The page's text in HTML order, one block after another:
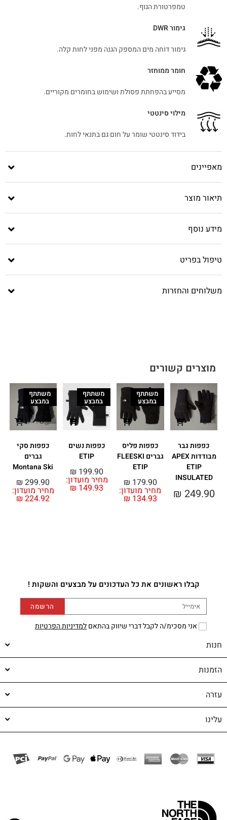
טמפרטורת הגוף.
גימור DWR
גימור דוחה מים המספק הגנה מפני לחות קלה.
חומר ממוחזר
מסייע בהפחתת פסולת ושימוש בחומרים מקוריים.
מילוי סינטטי
בידוד סינטטי שומר על חום גם בתנאי לחות.
מאפיינים
תיאור מוצר
מידע נוסף
טיפול בפריט
משלוחים והחזרות
מוצרים קשורים
כפפות גבר
מבודדות APEX
ETIP
INSULATED
₪ 249.90
משתתף
במבצע
כפפות פליס
גברים FLEESKI
ETIP
מחיר מועדון:
₪ 134.93
₪ 179.90
משתתף
במבצע
כפפות נשים
ETIP
מחיר מועדון:
₪ 149.93
₪ 199.90
משתתף
במבצע
כפפות סקי
גברים
Montana Ski
מחיר מועדון:
₪ 224.92
₪ 299.90
קבלו ראשונים את כל העדכונים על מבצעים והשקות !
אני מסכימ/ה לקבל דברי שיווק בהתאםלמדיניות הפרטיות
הרשמה
חנות
הזמנות
עזרה
עלינו